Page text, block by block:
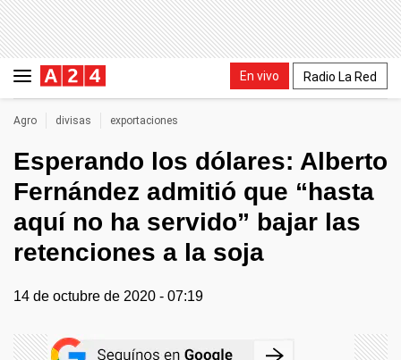
En vivo Radio La Red
Agro divisas exportaciones
Esperando los dólares: Alberto
Fernández admitió que “hasta
aquí no ha servido” bajar las
retenciones a la soja
14 de octubre de 2020 - 07:19